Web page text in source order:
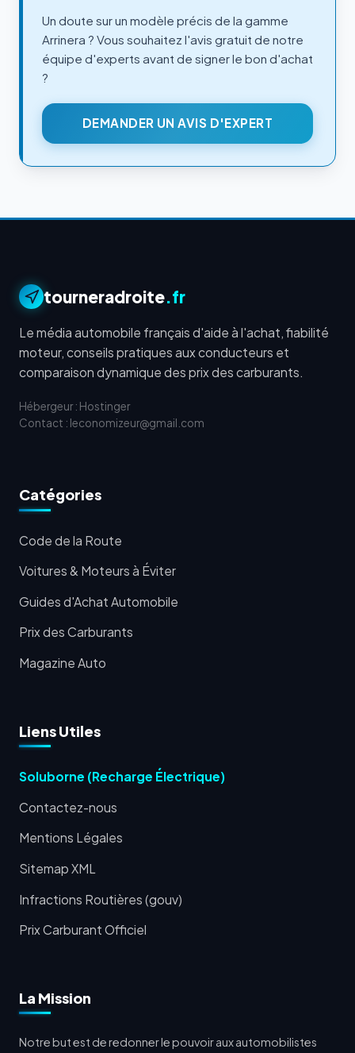
Un doute sur un modèle précis de la gamme
Arrinera ? Vous souhaitez l'avis gratuit de notre
équipe d'experts avant de signer le bon d'achat
?
DEMANDER UN AVIS D'EXPERT
tourneradroite.fr
Le média automobile français d'aide à l'achat, fiabilité
moteur, conseils pratiques aux conducteurs et
comparaison dynamique des prix des carburants.
Hébergeur : Hostinger
Contact : leconomizeur@gmail.com
Catégories
Code de la Route
Voitures & Moteurs à Éviter
Guides d'Achat Automobile
Prix des Carburants
Magazine Auto
Liens Utiles
Soluborne (Recharge Électrique)
Contactez-nous
Mentions Légales
Sitemap XML
Infractions Routières (gouv)
Prix Carburant Officiel
La Mission
Notre but est de redonner le pouvoir aux automobilistes